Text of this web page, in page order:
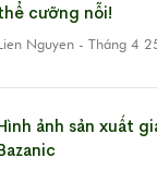
cưỡng nỗi!
Nguyen - Tháng 4
ảnh sản xuất